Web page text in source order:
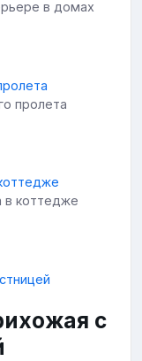
в домах
пролета
в коттедже
с